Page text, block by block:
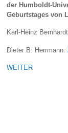
der Humboldt-
Geburtstages von
Karl-Heinz
Dieter B. Herrmann:
WEITER